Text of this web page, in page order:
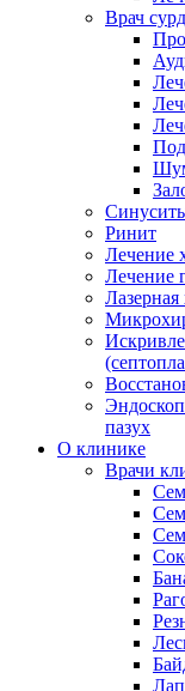
Врач
Ринит
Лечение
Лечение
пазух
О клинике
Врачи